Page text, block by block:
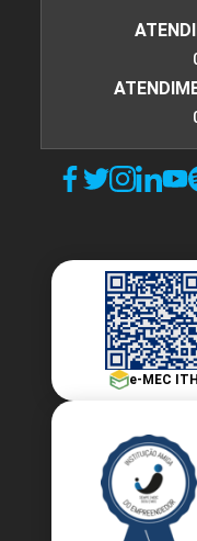
ENCONTRO
ENCONTRO
e-MEC ITH